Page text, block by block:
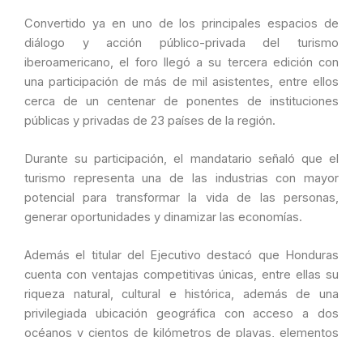
Convertido ya en uno de los principales espacios de
diálogo y acción público-privada del turismo
iberoamericano, el foro llegó a su tercera edición con
una participación de más de mil asistentes, entre ellos
cerca de un centenar de ponentes de instituciones
públicas y privadas de 23 países de la región.
Durante su participación, el mandatario señaló que el
turismo representa una de las industrias con mayor
potencial para transformar la vida de las personas,
generar oportunidades y dinamizar las economías.
Además el titular del Ejecutivo destacó que Honduras
cuenta con ventajas competitivas únicas, entre ellas su
riqueza natural, cultural e histórica, además de una
privilegiada ubicación geográfica con acceso a dos
océanos y cientos de kilómetros de playas, elementos